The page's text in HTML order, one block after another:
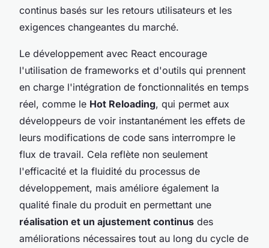
continus basés sur les retours utilisateurs et les
exigences changeantes du marché.
Le développement avec React encourage
l'utilisation de frameworks et d'outils qui prennent
en charge l'intégration de fonctionnalités en temps
réel, comme le Hot Reloading, qui permet aux
développeurs de voir instantanément les effets de
leurs modifications de code sans interrompre le
flux de travail. Cela reflète non seulement
l'efficacité et la fluidité du processus de
développement, mais améliore également la
qualité finale du produit en permettant une
réalisation et un ajustement continus des
améliorations nécessaires tout au long du cycle de